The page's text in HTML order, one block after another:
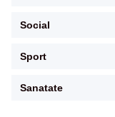
Social
Sport
Sanatate